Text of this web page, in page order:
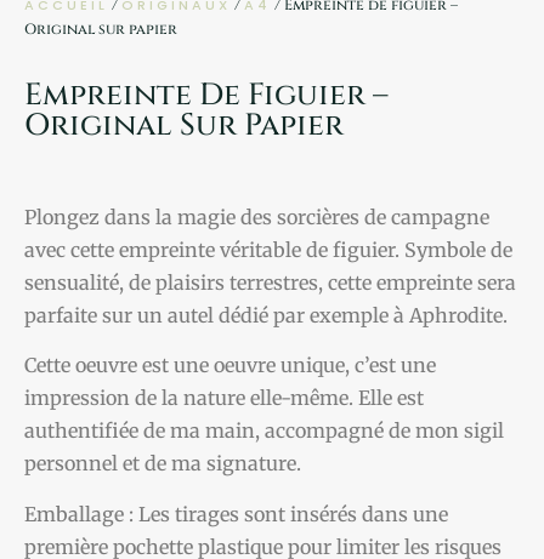
ACCUEIL / ORIGINAUX /A4 / Empreinte de figuier –
Original sur papier
Empreinte De Figuier –
Original Sur Papier
Plongez dans la magie des sorcières de campagne
avec cette empreinte véritable de figuier. Symbole de
sensualité, de plaisirs terrestres, cette empreinte sera
parfaite sur un autel dédié par exemple à Aphrodite.
Cette oeuvre est une oeuvre unique, c’est une
impression de la nature elle-même. Elle est
authentifiée de ma main, accompagné de mon sigil
personnel et de ma signature.
Emballage : Les tirages sont insérés dans une
première pochette plastique pour limiter les risques